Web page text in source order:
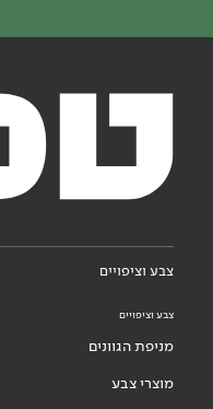
צבע וציפויים
צבע וציפויים
מניפת הגוונים
מוצרי צבע